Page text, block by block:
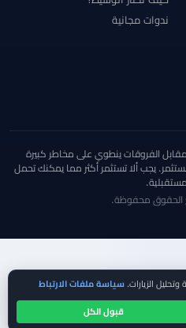
ندوات مجانية
الفروقات ينطوي على مخاطر كبيرة
يجب ألا تستثمر أكثر مما يمكنك تحمل
الزيارات. سياسة ملفات الارتباط
قبول الكل
السحب صغيراً